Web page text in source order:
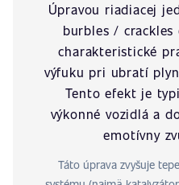
Úpravou riadiacej
burbles /
charakteristické
výfuku pri ubratí
Tento efekt je
výkonné vozidlá a
emotívny
Táto úprava zvyšuje